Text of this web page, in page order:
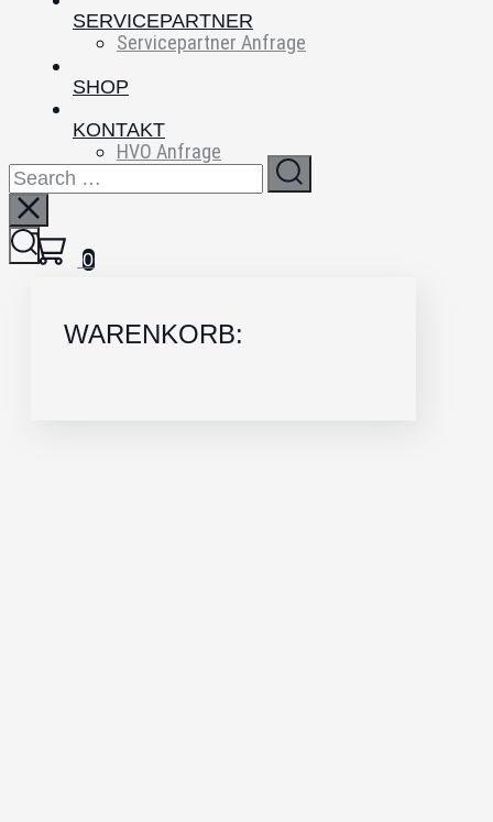
SERVICEPARTNER
Servicepartner Anfrage
SHOP
KONTAKT
HVO Anfrage
0
WARENKORB: